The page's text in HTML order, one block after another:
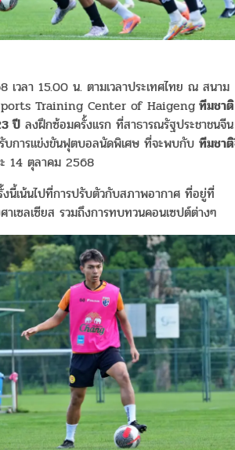
วลา 15.00 น. ตามเวลาประเทศไทย ณ สนาม
Training Center of Haigeng ทีมชาติ
ปี ลงฝึกซ้อมครั้งแรก ที่สาธารณรัฐประชาชนจีน
บการแข่งขันฟุตบอลนัดพิเศษ ที่จะพบกับ ทีมชา
14 ตุลาคม 2568
นี้เน้นไปที่การปรับตัวกับสภาพอากาศ ที่อยู่ที่
เซลเซียส รวมถึงการทบทวนคอนเซปต์ต่างๆ